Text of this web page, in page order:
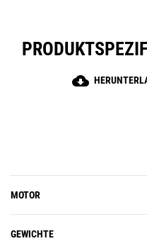
cloud_download
MOTOR
GEWICHTE